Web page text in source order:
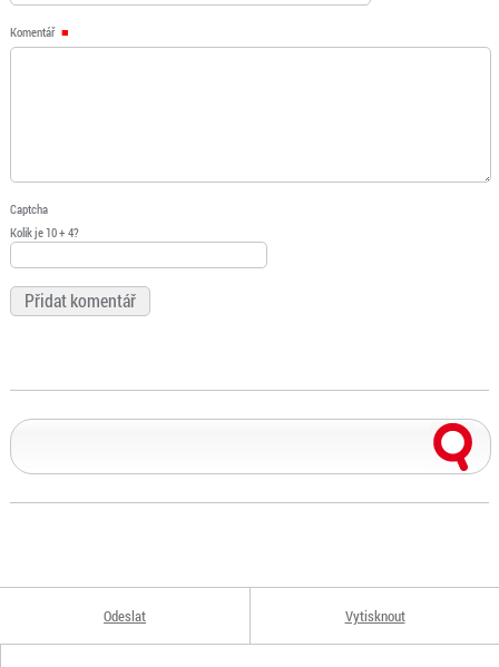
Komentář
Captcha
Kolik je 10 + 4?
Odeslat Vytisknout